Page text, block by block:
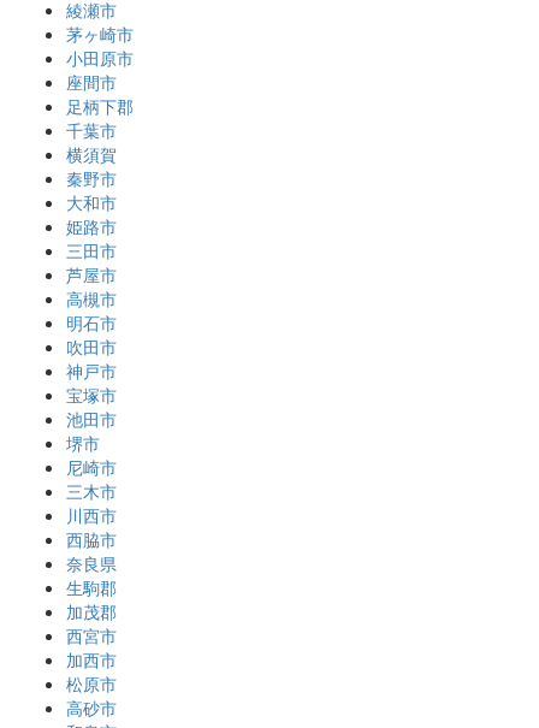
綾瀬市
茅ヶ崎市
小田原市
座間市
足柄下郡
千葉市
横須賀
秦野市
大和市
姫路市
三田市
芦屋市
高槻市
明石市
吹田市
神戸市
宝塚市
池田市
堺市
尼崎市
三木市
川西市
西脇市
奈良県
生駒郡
加茂郡
西宮市
加西市
松原市
高砂市